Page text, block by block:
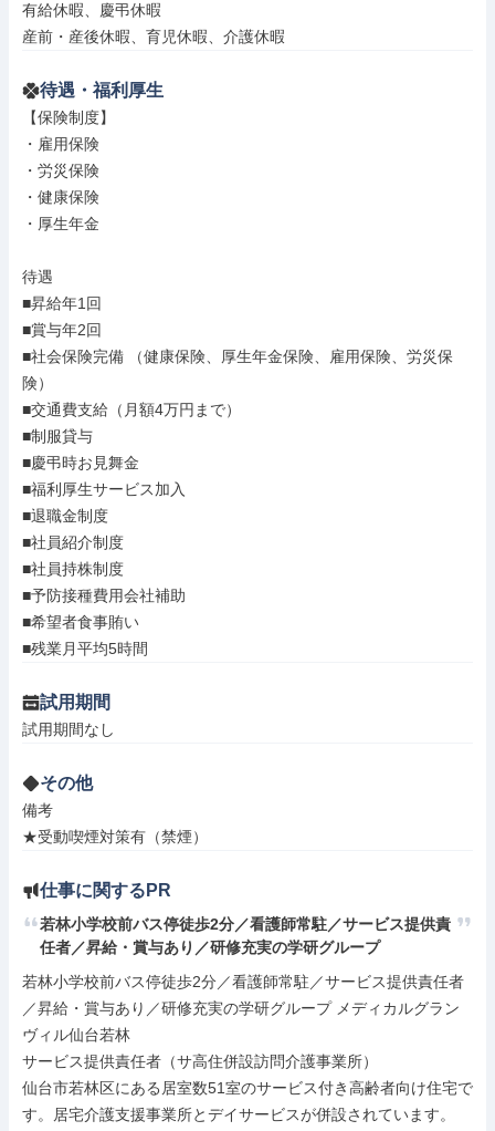
有給休暇、慶弔休暇
産前・産後休暇、育児休暇、介護休暇
待遇・福利厚生
【保険制度】
・雇用保険
・労災保険
・健康保険
・厚生年金
待遇
■昇給年1回
■賞与年2回
■社会保険完備 （健康保険、厚生年金保険、雇用保険、労災保
険）
■交通費支給（月額4万円まで）
■制服貸与
■慶弔時お見舞金
■福利厚生サービス加入
■退職金制度
■社員紹介制度
■社員持株制度
■予防接種費用会社補助
■希望者食事賄い
■残業月平均5時間
試用期間
試用期間なし
その他
備考
★受動喫煙対策有（禁煙）
仕事に関するPR
若林小学校前バス停徒歩2分／看護師常駐／サービス提供責
任者／昇給・賞与あり／研修充実の学研グループ
若林小学校前バス停徒歩2分／看護師常駐／サービス提供責任者
／昇給・賞与あり／研修充実の学研グループ メディカルグラン
ヴィル仙台若林
サービス提供責任者（サ高住併設訪問介護事業所）
仙台市若林区にある居室数51室のサービス付き高齢者向け住宅で
す。居宅介護支援事業所とデイサービスが併設されています。